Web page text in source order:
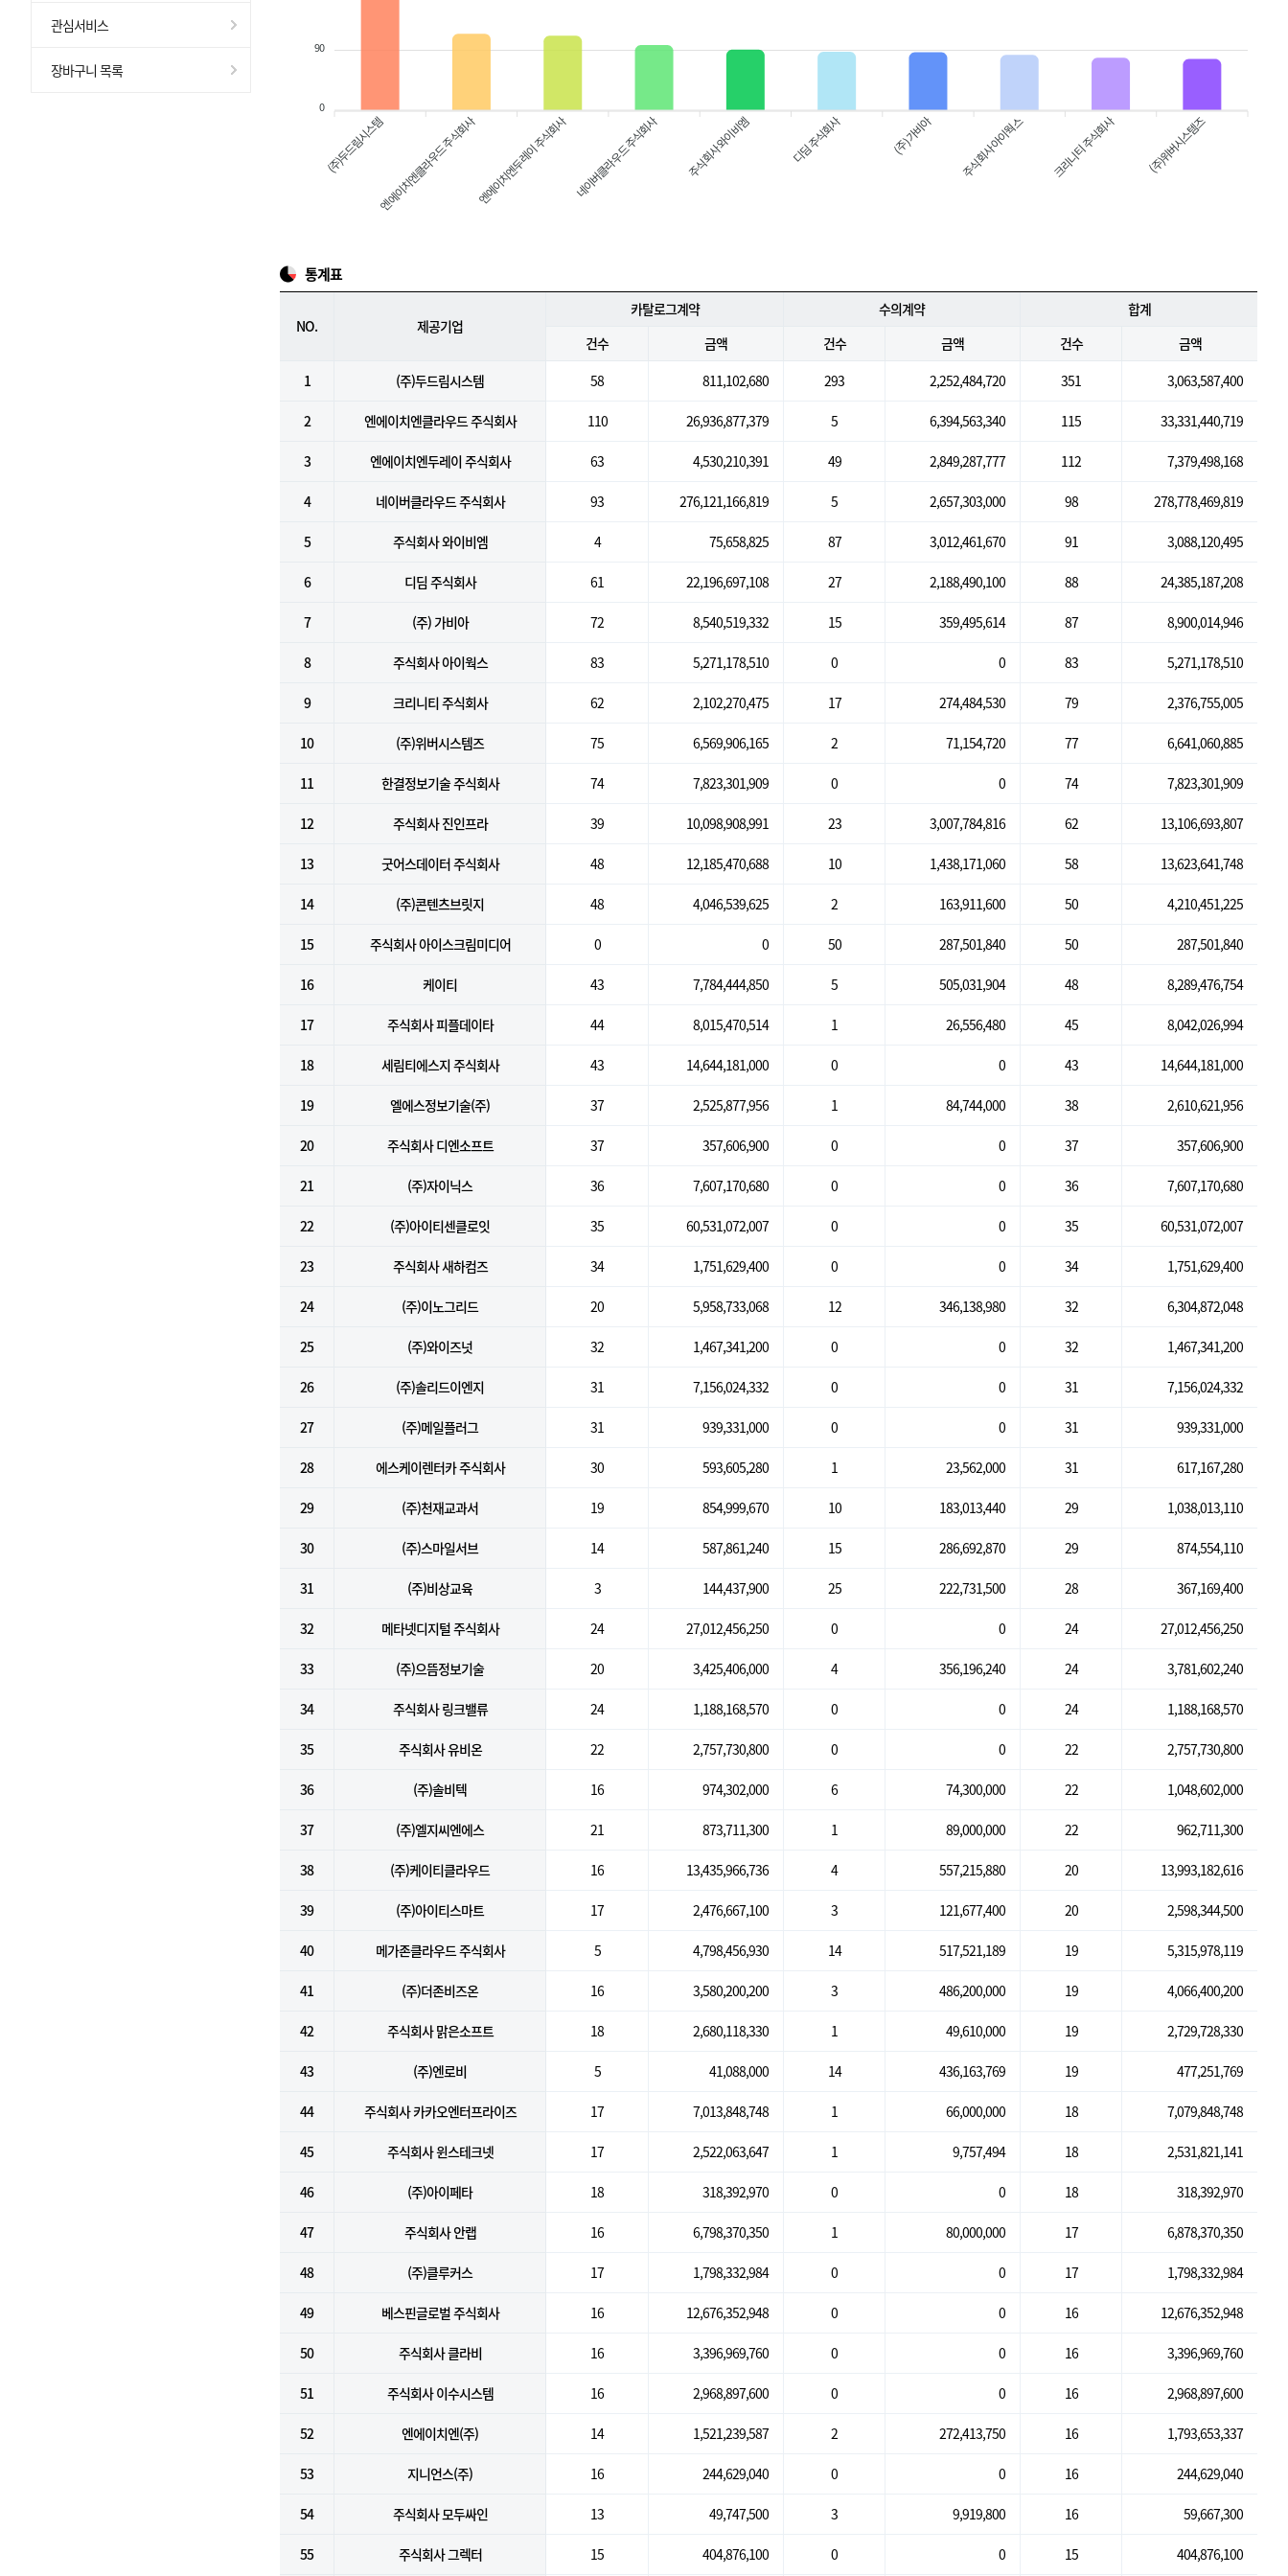
관심서비스
장바구니 목록
90
0
(주)두드림시스템엔에이치엔클라우드 주식회사 엔에이치엔두레이 주식회사 네이버클라우드 주식회사 주식회사 와이비엠 디딤 주식회사 (주) 가비아 주식회사 아이웍스 크리니티 주식회사 (주)위버시스템즈
통계표
NO. 제공기업
카탈로그계약 수의계약
합계
건수
금액 건수 금액 건수
금액
1
(주)두드림시스템 58 811,102,680 293 2,252,484,720 351 3,063,587,400
2 엔에이치엔클라우드 주식회사 110 26,936,877,379 5 6,394,563,340 115 33,331,440,719
3 엔에이치엔두레이 주식회사 63 4,530,210,391 49 2,849,287,777 112 7,379,498,168
4 네이버클라우드 주식회사 93 276,121,166,819 5 2,657,303,000 98 278,778,469,819
5 주식회사 와이비엠 4 75,658,825 87 3,012,461,670 91 3,088,120,495
6 디딤 주식회사 61 22,196,697,108 27 2,188,490,100 88 24,385,187,208
7 (주) 가비아 72 8,540,519,332 15 359,495,614 87 8,900,014,946
8 주식회사 아이웍스 83 5,271,178,510 0 0 83 5,271,178,510
9 크리니티 주식회사 62 2,102,270,475 17 274,484,530 79 2,376,755,005
10 (주)위버시스템즈 75 6,569,906,165 2 71,154,720 77 6,641,060,885
11 한결정보기술 주식회사 74 7,823,301,909 0 0 74 7,823,301,909
12 주식회사 진인프라 39 10,098,908,991 23 3,007,784,816 62 13,106,693,807
13 굿어스데이터 주식회사 48 12,185,470,688 10 1,438,171,060 58 13,623,641,748
14 (주)콘텐츠브릿지 48 4,046,539,625 2 163,911,600 50 4,210,451,225
15 주식회사 아이스크림미디어 0 0 50 287,501,840 50 287,501,840
16 케이티 43 7,784,444,850 5 505,031,904 48 8,289,476,754
17 주식회사 피플데이타 44 8,015,470,514 1 26,556,480 45 8,042,026,994
18 세림티에스지 주식회사 43 14,644,181,000 0 0 43 14,644,181,000
19 엘에스정보기술(주) 37 2,525,877,956 1 84,744,000 38 2,610,621,956
20 주식회사 디엔소프트 37 357,606,900 0 0 37 357,606,900
21 (주)자이닉스 36 7,607,170,680 0 0 36 7,607,170,680
22 (주)아이티센클로잇 35 60,531,072,007 0 0 35 60,531,072,007
23 주식회사 새하컴즈 34 1,751,629,400 0 0 34 1,751,629,400
24 (주)이노그리드 20 5,958,733,068 12 346,138,980 32 6,304,872,048
25 (주)와이즈넛 32 1,467,341,200 0 0 32 1,467,341,200
26 (주)솔리드이엔지 31 7,156,024,332 0 0 31 7,156,024,332
27 (주)메일플러그 31 939,331,000 0 0 31 939,331,000
28 에스케이렌터카 주식회사 30 593,605,280 1 23,562,000 31 617,167,280
29 (주)천재교과서 19 854,999,670 10 183,013,440 29 1,038,013,110
30 (주)스마일서브 14 587,861,240 15 286,692,870 29 874,554,110
31 (주)비상교육 3 144,437,900 25 222,731,500 28 367,169,400
32 메타넷디지털 주식회사 24 27,012,456,250 0 0 24 27,012,456,250
33 (주)으뜸정보기술 20 3,425,406,000 4 356,196,240 24 3,781,602,240
34 주식회사 링크밸류 24 1,188,168,570 0 0 24 1,188,168,570
35 주식회사 유비온 22 2,757,730,800 0 0 22 2,757,730,800
36 (주)솔비텍 16 974,302,000 6 74,300,000 22 1,048,602,000
37 (주)엘지씨엔에스 21 873,711,300 1 89,000,000 22 962,711,300
38 (주)케이티클라우드 16 13,435,966,736 4 557,215,880 20 13,993,182,616
39 (주)아이티스마트 17 2,476,667,100 3 121,677,400 20 2,598,344,500
40 메가존클라우드 주식회사 5 4,798,456,930 14 517,521,189 19 5,315,978,119
41 (주)더존비즈온 16 3,580,200,200 3 486,200,000 19 4,066,400,200
42 주식회사 맑은소프트 18 2,680,118,330 1 49,610,000 19 2,729,728,330
43 (주)엔로비 5 41,088,000 14 436,163,769 19 477,251,769
44 주식회사 카카오엔터프라이즈 17 7,013,848,748 1 66,000,000 18 7,079,848,748
45 주식회사 윈스테크넷 17 2,522,063,647 1 9,757,494 18 2,531,821,141
46 (주)아이페타 18 318,392,970 0 0 18 318,392,970
47 주식회사 안랩 16 6,798,370,350 1 80,000,000 17 6,878,370,350
48 (주)클루커스 17 1,798,332,984 0 0 17 1,798,332,984
49 베스핀글로벌 주식회사 16 12,676,352,948 0 0 16 12,676,352,948
50 주식회사 클라비 16 3,396,969,760 0 0 16 3,396,969,760
51 주식회사 이수시스템 16 2,968,897,600 0 0 16 2,968,897,600
52 엔에이치엔(주) 14 1,521,239,587 2 272,413,750 16 1,793,653,337
53 지니언스(주) 16 244,629,040 0 0 16 244,629,040
54 주식회사 모두싸인 13 49,747,500 3 9,919,800 16 59,667,300
55 주식회사 그렉터 15 404,876,100 0 0 15 404,876,100